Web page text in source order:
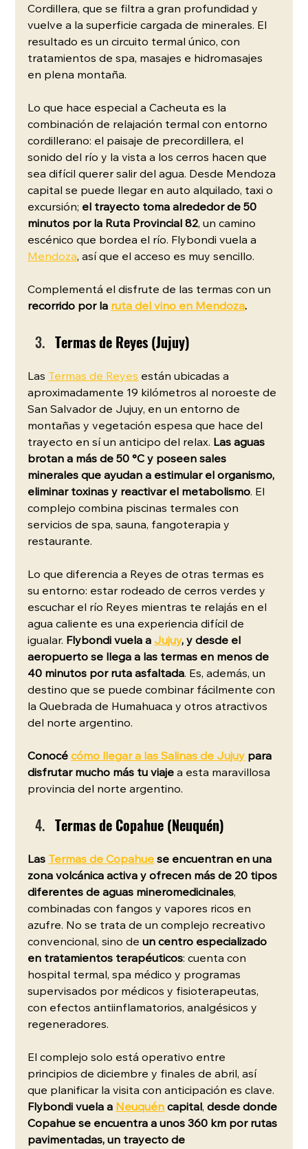
Cordillera, que se filtra a gran profundidad y
vuelve a la superficie cargada de minerales. El
resultado es un circuito termal único, con
tratamientos de spa, masajes e hidromasajes
en plena montaña.
Lo que hace especial a Cacheuta es la
combinación de relajación termal con entorno
cordillerano: el paisaje de precordillera, el
sonido del río y la vista a los cerros hacen que
sea difícil querer salir del agua. Desde Mendoza
capital se puede llegar en auto alquilado, taxi o
excursión; el trayecto toma alrededor de 50
minutos por la Ruta Provincial 82, un camino
escénico que bordea el río. Flybondi vuela a
Mendoza, así que el acceso es muy sencillo.
Complementá el disfrute de las termas con un
recorrido por la ruta del vino en Mendoza.
Termas de Reyes (Jujuy)
Las Termas de Reyes están ubicadas a
aproximadamente 19 kilómetros al noroeste de
San Salvador de Jujuy, en un entorno de
montañas y vegetación espesa que hace del
trayecto en sí un anticipo del relax. Las aguas
brotan a más de 50 °C y poseen sales
minerales que ayudan a estimular el organismo,
eliminar toxinas y reactivar el metabolismo. El
complejo combina piscinas termales con
servicios de spa, sauna, fangoterapia y
restaurante.
Lo que diferencia a Reyes de otras termas es
su entorno: estar rodeado de cerros verdes y
escuchar el río Reyes mientras te relajás en el
agua caliente es una experiencia difícil de
igualar. Flybondi vuela a Jujuy, y desde el
aeropuerto se llega a las termas en menos de
40 minutos por ruta asfaltada. Es, además, un
destino que se puede combinar fácilmente con
la Quebrada de Humahuaca y otros atractivos
del norte argentino.
Conocé cómo llegar a las Salinas de Jujuy para
disfrutar mucho más tu viaje a esta maravillosa
provincia del norte argentino.
Termas de Copahue (Neuquén)
Las Termas de Copahue se encuentran en una
zona volcánica activa y ofrecen más de 20 tipos
diferentes de aguas mineromedicinales,
combinadas con fangos y vapores ricos en
azufre. No se trata de un complejo recreativo
convencional, sino de un centro especializado
en tratamientos terapéuticos: cuenta con
hospital termal, spa médico y programas
supervisados por médicos y fisioterapeutas,
con efectos antiinflamatorios, analgésicos y
regeneradores.
El complejo solo está operativo entre
principios de diciembre y finales de abril, así
que planificar la visita con anticipación es clave.
Flybondi vuela a Neuquén capital, desde donde
Copahue se encuentra a unos 360 km por rutas
pavimentadas, un trayecto de